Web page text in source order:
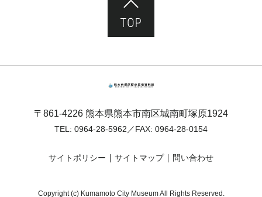
〒861-4226 熊本県熊本市南区城南町塚原1924
TEL: 0964-28-5962 ／FAX: 0964-28-0154
サイトポリシー サイトマップ 問い合わせ
Copyright (c) Kumamoto City Museum All Rights Reserved.